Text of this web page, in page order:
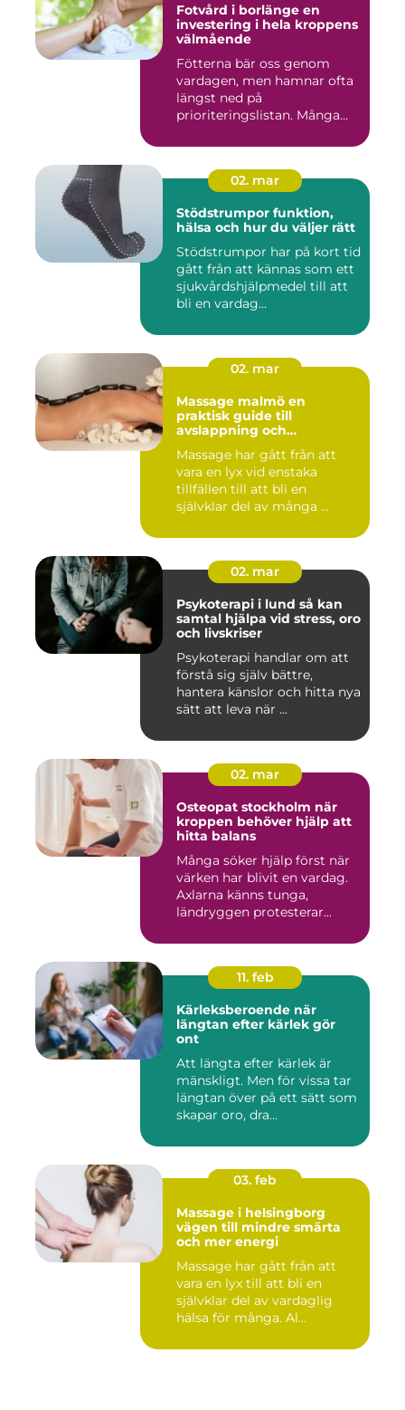
Fotvård i borlänge en
investering i hela kroppens
välmående
Fötterna bär oss genom
vardagen, men hamnar ofta
längst ned på
prioriteringslistan. Många
02. mar
Stödstrumpor funktion,
hälsa och hur du väljer rätt
Stödstrumpor har på kort tid
gått från att kännas som ett
sjukvårdshjälpmedel till att
bli en vardag...
02. mar
Massage malmö en
praktisk guide till
avslappning och
Massage har gått från att
vara en lyx vid enstaka
tillfällen till att bli en
självklar del av många ...
02. mar
Psykoterapi i lund så kan
samtal hjälpa vid stress, oro
och livskriser
Psykoterapi handlar om att
förstå sig själv bättre,
hantera känslor och hitta nya
sätt att leva när ...
02. mar
Osteopat stockholm när
kroppen behöver hjälp att
hitta balans
Många söker hjälp först när
värken har blivit en vardag.
Axlarna känns tunga,
ländryggen protesterar...
11. feb
Kärleksberoende när
längtan efter kärlek gör
ont
Att längta efter kärlek är
mänskligt. Men för vissa tar
längtan över på ett sätt som
skapar oro, dra...
03. feb
Massage i helsingborg
vägen till mindre smärta
och mer energi
Massage har gått från att
vara en lyx till att bli en
självklar del av vardaglig
hälsa för många. Al...